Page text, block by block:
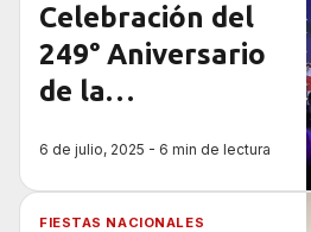
Celebración del
249° Aniversario
de la
Estados Unidos
en Argentina
6 de julio, 2025 - 6 min de lectura
FIESTAS NACIONALES